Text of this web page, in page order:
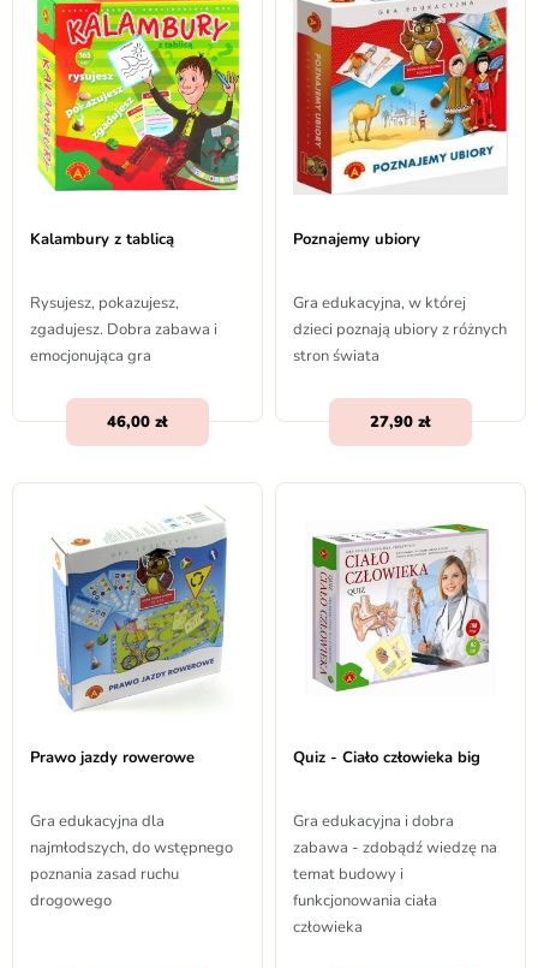
Kalambury z tablicą
Rysujesz, pokazujesz,
zgadujesz. Dobra zabawa i
emocjonująca gra
46,00
Poznajemy ubiory
Gra edukacyjna, w której
dzieci poznają ubiory z różnych
stron świata
27,90
Prawo jazdy rowerowe
Gra edukacyjna dla
najmłodszych, do wstępnego
poznania zasad ruchu
drogowego
Quiz - Ciało człowieka big
Gra edukacyjna i dobra
zabawa - zdobądź wiedzę na
temat budowy i
funkcjonowania ciała
człowieka